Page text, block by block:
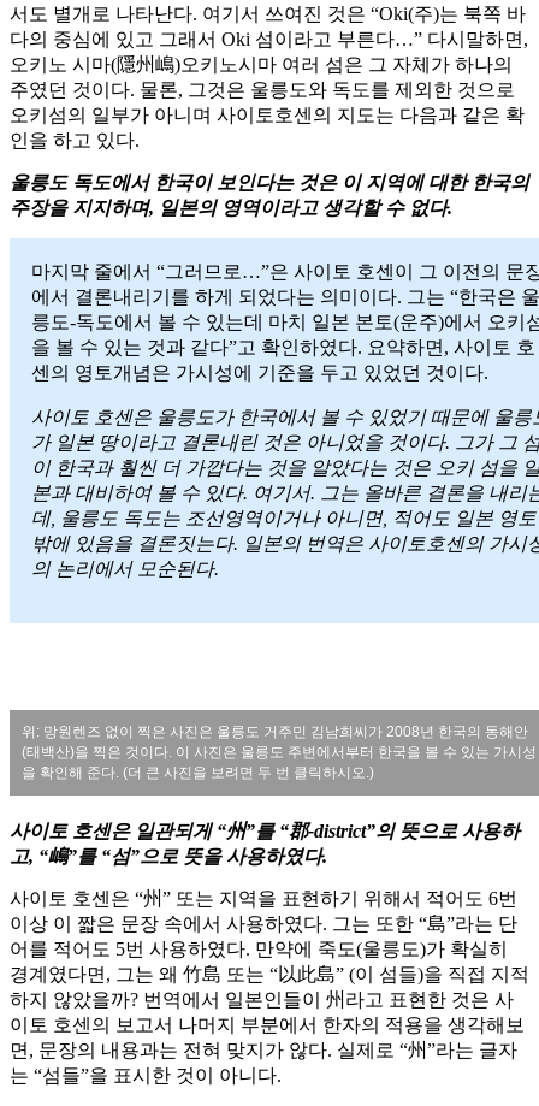
서도 별개로 나타난다. 여기서 쓰여진 것은 “Oki(주)는 북쪽 바
다의 중심에 있고 그래서 Oki 섬이라고 부른다…” 다시말하면,
오키노 시마(隱州嶋)오키노시마 여러 섬은 그 자체가 하나의
주였던 것이다. 물론, 그것은 울릉도와 독도를 제외한 것으로
오키섬의 일부가 아니며 사이토호센의 지도는 다음과 같은 확
인을 하고 있다.
울릉도 독도에서 한국이 보인다는 것은 이 지역에 대한 한국의
주장을 지지하며, 일본의 영역이라고 생각할 수 없다.
마지막 줄에서 “그러므로…”은 사이토 호센이 그 이전의 문
에서 결론내리기를 하게 되었다는 의미이다. 그는 “한국은 울
릉도-독도에서 볼 수 있는데 마치 일본 본토(운주)에서 오키
을 볼 수 있는 것과 같다”고 확인하였다. 요약하면, 사이토 호
센의 영토개념은 가시성에 기준을 두고 있었던 것이다.
사이토 호센은 울릉도가 한국에서 볼 수 있었기 때문에 울릉
가 일본 땅이라고 결론내린 것은 아니었을 것이다. 그가 그
이 한국과 훨씬 더 가깝다는 것을 알았다는 것은 오키 섬을
본과 대비하여 볼 수 있다. 여기서. 그는 올바른 결론을 내리
데, 울릉도 독도는 조선영역이거나 아니면, 적어도 일본 영토
밖에 있음을 결론짓는다. 일본의 번역은 사이토호센의 가시
의 논리에서 모순된다.
위: 망원렌즈 없이 찍은 사진은 울릉도 거주민 김남희씨가 2008년 한국의 동해안
(태백산)을 찍은 것이다. 이 사진은 울릉도 주변에서부터 한국을 볼 수 있는 가시성
을 확인해 준다. (더 큰 사진을 보려면 두 번 클릭하시오.)
사이토 호센은 일관되게 “州”를 “郡-district”의 뜻으로 사용하
고, “嶋”를 “섬”으로 뜻을 사용하였다.
사이토 호센은 “州” 또는 지역을 표현하기 위해서 적어도 6번
이상 이 짧은 문장 속에서 사용하였다. 그는 또한 “島”라는 단
어를 적어도 5번 사용하였다. 만약에 죽도(울릉도)가 확실히
경계였다면, 그는 왜 竹島 또는 “以此島” (이 섬들)을 직접 지적
하지 않았을까? 번역에서 일본인들이 州라고 표현한 것은 사
이토 호센의 보고서 나머지 부분에서 한자의 적용을 생각해보
면, 문장의 내용과는 전혀 맞지가 않다. 실제로 “州”라는 글자
는 “섬들”을 표시한 것이 아니다.